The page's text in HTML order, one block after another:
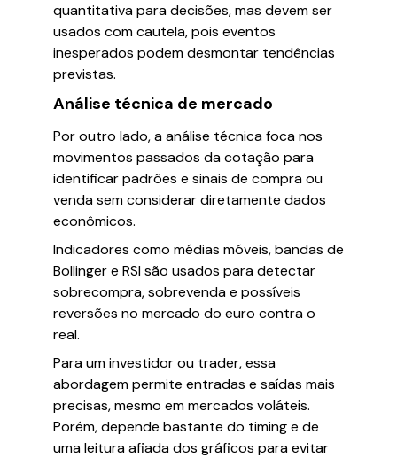
quantitativa para decisões, mas devem ser
usados com cautela, pois eventos
inesperados podem desmontar tendências
previstas.
Análise técnica de mercado
Por outro lado, a análise técnica foca nos
movimentos passados da cotação para
identificar padrões e sinais de compra ou
venda sem considerar diretamente dados
econômicos.
Indicadores como médias móveis, bandas de
Bollinger e RSI são usados para detectar
sobrecompra, sobrevenda e possíveis
reversões no mercado do euro contra o
real.
Para um investidor ou trader, essa
abordagem permite entradas e saídas mais
precisas, mesmo em mercados voláteis.
Porém, depende bastante do timing e de
uma leitura afiada dos gráficos para evitar